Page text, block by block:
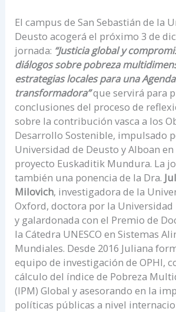
El campus de San Sebastián de la
Deusto acogerá el próximo 3 de
jornada: “Justicia global y
diálogos sobre pobreza
estrategias locales para una
transformadora”que servirá para
conclusiones del proceso de
sobre la contribución vasca a los
Desarrollo Sostenible, impulsado
Universidad de Deusto y Alboan
proyecto Euskaditik Mundura. La
también una ponencia de la Dra.
Milovich, investigadora de la
Oxford, doctora por la Universidad
y galardonada con el Premio de
la Cátedra UNESCO en Sistemas
Mundiales. Desde 2016 Juliana
equipo de investigación de OPHI,
cálculo del índice de Pobreza
(IPM) Global y asesorando en la
políticas públicas a nivel